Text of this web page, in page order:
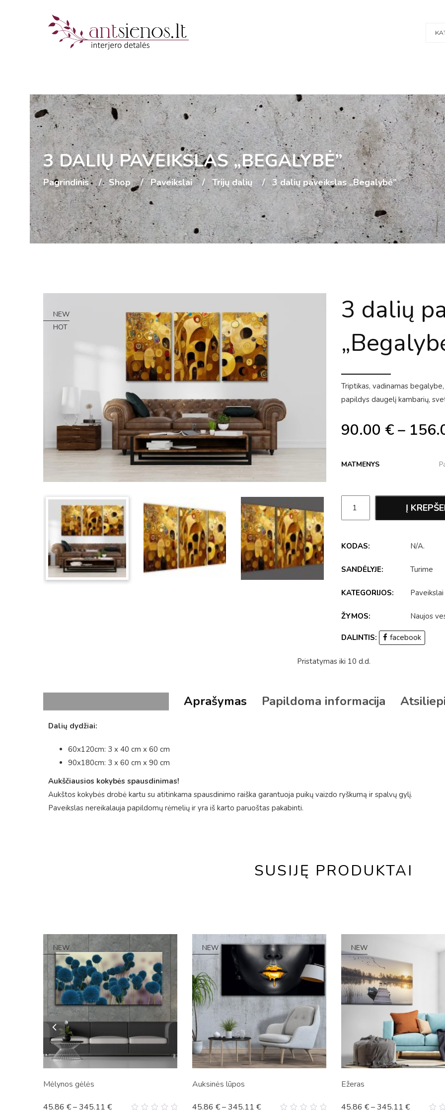
3 DALIŲ PAVEIKSLAS „BEGALYBĖ”
Pagrindinis Shop Paveikslai Trijų dalių 3 dalių paveikslas „Begalybė”
NEW
HOT
3 dalių
Triptikas, vadinamas
papildys daugelį kambarių,
90.00 €–
MATMENYS
Į
KODAS: N/A.
SANDĖLYJE: Turime
KATEGORIJOS: Paveikslai
ŽYMOS: Naujos
DALINTIS: facebook
Pristatymas iki 10 d.d.
Aprašymas Papildoma informacija
Dalių dydžiai:
60x120cm: 3 x 40 cm x 60 cm
90x180cm: 3 x 60 cm x 90 cm
Aukščiausios kokybės spausdinimas!
Aukštos kokybės drobė kartu su atitinkama spausdinimo raiška garantuoja puikų vaizdo ryškumą ir spalvų gylį.
Paveikslas nereikalauja papildomų rėmelių ir yra iš karto paruoštas pakabinti.
SUSIJĘ PRODUKTAI
NEW
Mėlynos gėlės
45.86 €–345.11 €
NEW
Auksinės lūpos
45.86 €–345.11 €
NEW
Ežeras
45.86 €–345.11 €